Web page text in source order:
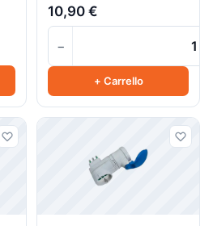
10,90 €
−
+ Carrello